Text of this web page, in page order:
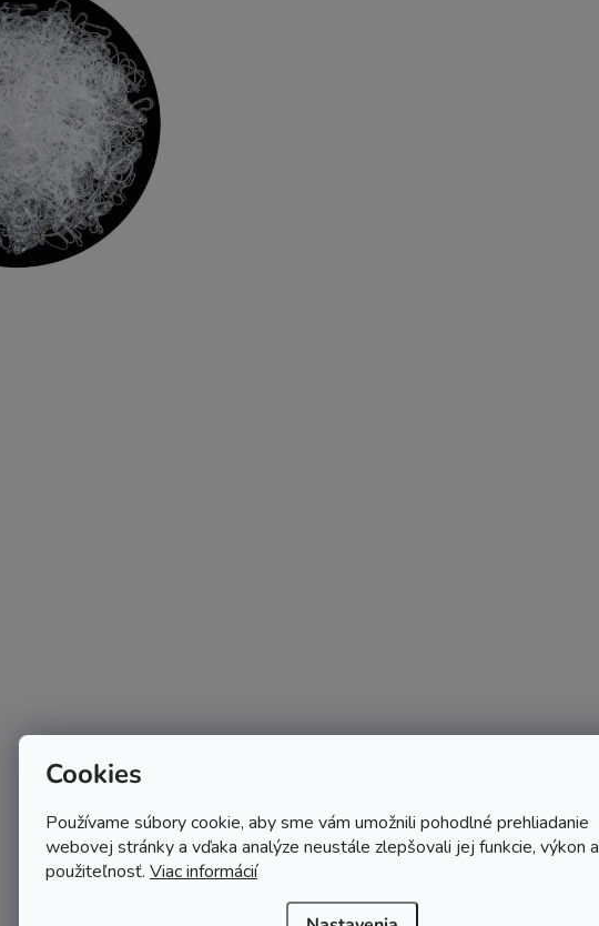
Cookies
Používame súbory cookie, aby sme vám umožnili pohodlné prehliadanie
webovej stránky a vďaka analýze neustále zlepšovali jej funkcie, výkon a
použiteľnosť. Viac informácií